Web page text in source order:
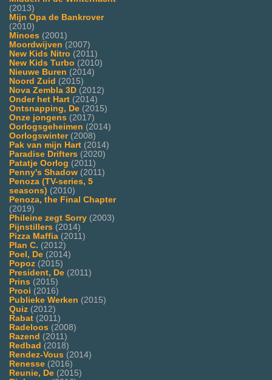
(2013)
Mijn Opa de Bankrover
(2010)
Minoes (2001)
Moordwijven (2007)
New Kids Nitro (2011)
New Kids Turbo (2010)
Nieuwe Buren (2014)
Noord Zuid (2015)
Nova Zembla 3D (2012)
Onder het Hart (2014)
Ontsnapping, De (2015)
Onze jongens (2017)
Oorlogsgeheimen (2014)
Oorlogswinter(2008)
Pak van mijn Hart (2014)
Paradise Drifters (2020)
Patatje Oorlog (2011)
Penny's Shadow (2011)
Penoza (TV-series, 5
seasons) (2010)
Penoza, the Final Chapter
(2019)
Phileine zegt Sorry (2003)
Pijnstillers (2014)
Pizza Maffia (2011)
Plan C. (2012)
Poel, De (2014)
Popoz (2015)
President, De (2011)
Prins (2015)
Prooi (2016)
Publieke Werken (2015)
Quiz (2012)
Rabat (2011)
Radeloos (2008)
Razend (2011)
Redbad (2018)
Rendez-Vous (2014)
Renesse (2016)
Reunie, De (2015)